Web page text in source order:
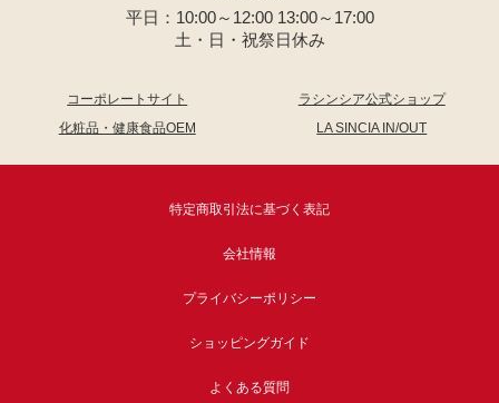
平日：10:00～12:00 13:00～17:00
土・日・祝祭日休み
コーポレートサイト
ラシンシア公式ショップ
化粧品・健康食品OEM
LA SINCIA IN/OUT
特定商取引法に基づく表記
会社情報
プライバシーポリシー
ショッピングガイド
よくある質問